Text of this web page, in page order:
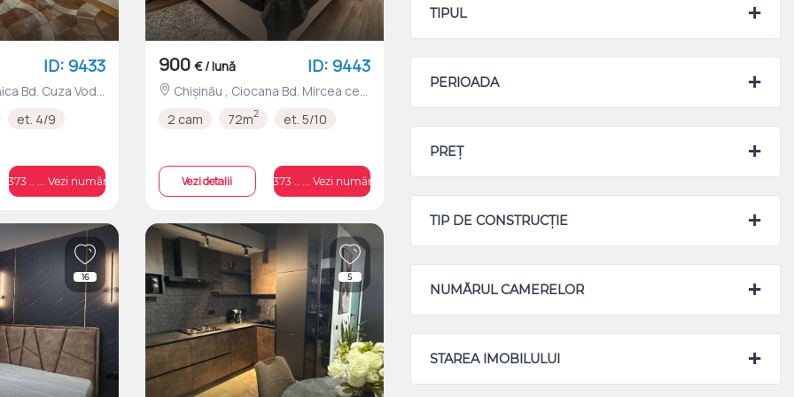
TIPUL
PERIOADA
PREȚ
TIP DE CONSTRUCȚIE
NUMĂRUL CAMERELOR
STAREA IMOBILULUI
ID: 9433
et. 4/9
+373 .. ... Vezi numărul
900 € / lună ID: 9443
2 cam 72m2 et. 5/10
Vezi detalii +373 .. ... Vezi numărul
16 5